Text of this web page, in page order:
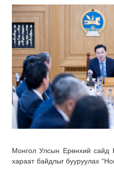
Монгол Улсын Ерөнхий сайд
хараат байдлыг бууруулах